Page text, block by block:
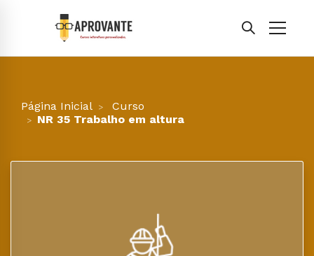
Página Inicial
Curso
NR 35 Trabalho em altura